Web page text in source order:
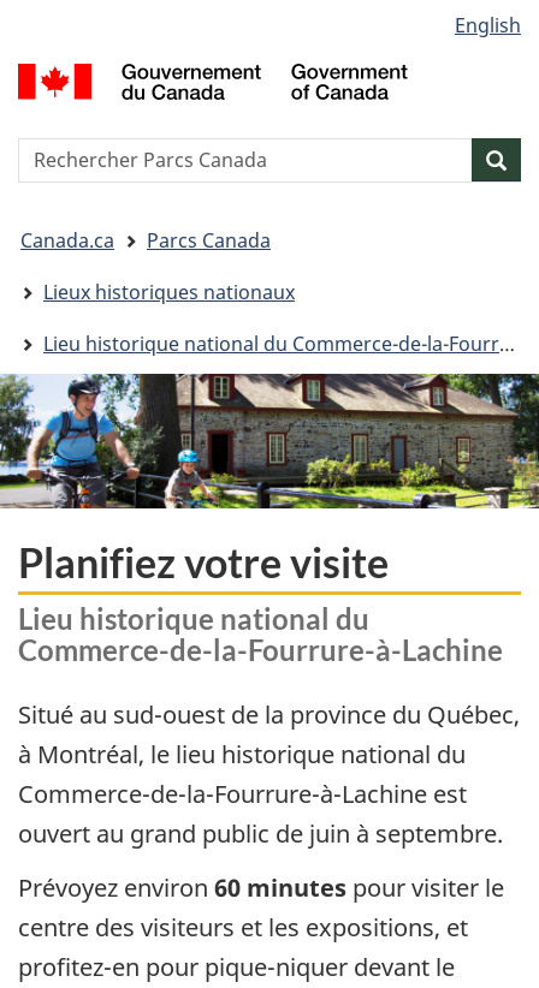
au
contenu
« Au
du
la
HTML
de
la
langue
English
Reserche
êtes
ici&nbsp;:
Canada.ca
Parcs Canada
Lieux historiques nationaux
Lieu historique national du Commerce-de-la-Fourrure-à-Lachine
Planifiez votre visite
Lieu historique national du
Commerce-de-la-Fourrure-à-Lachine
Situé au sud-ouest de la province du Québec,
à Montréal, le lieu historique national du
Commerce-de-la-Fourrure-à-Lachine est
ouvert au grand public de juin à septembre.
Prévoyez environ 60 minutes pour visiter le
centre des visiteurs et les expositions, et
profitez-en pour pique-niquer devant le